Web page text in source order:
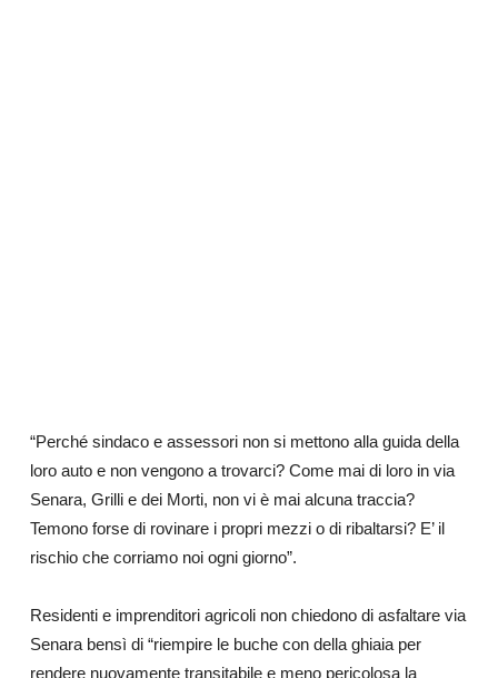
“Perché sindaco e assessori non si mettono alla guida della
loro auto e non vengono a trovarci? Come mai di loro in via
Senara, Grilli e dei Morti, non vi è mai alcuna traccia?
Temono forse di rovinare i propri mezzi o di ribaltarsi? E’ il
rischio che corriamo noi ogni giorno”.
Residenti e imprenditori agricoli non chiedono di asfaltare via
Senara bensì di “riempire le buche con della ghiaia per
rendere nuovamente transitabile e meno pericolosa la